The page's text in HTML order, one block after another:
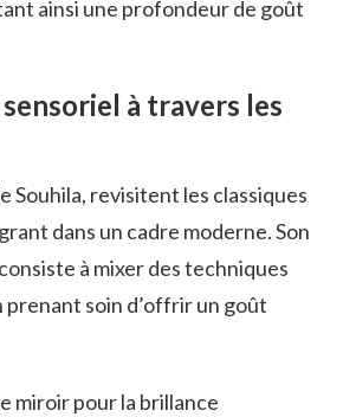
ainsi une profondeur de goût
à travers les
Souhila, revisitent les classiques
dans un cadre moderne. Son
à mixer des techniques
soin d’offrir un goût
miroir pour la brillance